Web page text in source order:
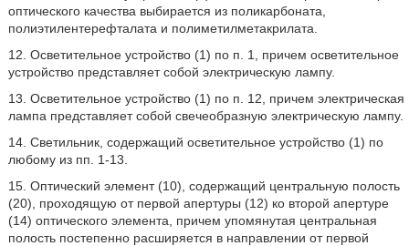
оптического качества выбирается из поликарбоната,
полиэтилентерефталата и полиметилметакрилата.
12. Осветительное устройство (1) по п. 1, причем осветительное
устройство представляет собой электрическую лампу.
13. Осветительное устройство (1) по п. 12, причем электрическая
лампа представляет собой свечеобразную электрическую лампу.
14. Светильник, содержащий осветительное устройство (1) по
любому из пп. 1-13.
15. Оптический элемент (10), содержащий центральную полость
(20), проходящую от первой апертуры (12) ко второй апертуре
(14) оптического элемента, причем упомянутая центральная
полость постепенно расширяется в направлении от первой